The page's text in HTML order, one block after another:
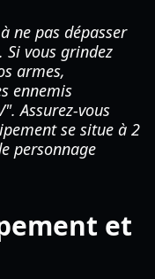
ne pas dépasser
Si vous grindez
armes,
ennemis
Assurez-vous
se situe à 2
personnage
et